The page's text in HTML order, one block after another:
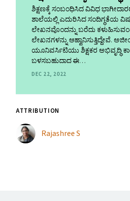
ಶಿಕ್ಷಣಕ್ಕೆ ಸಂಬಂಧಿಸಿದ ವಿವಿಧ
ಶಾಲೆಯಲ್ಲಿ ಎದುರಿಸಿದ ಸಂದಿಗ್ಧತೆಯ
ಲೇಖನವೊಂದನ್ನು ಬರೆದು
ಲೇಖನಗಳನ್ನು ಆಹ್ವಾನಿಸುತ್ತಿದ್ದೇವೆ.
ಯೂನಿವರ್ಸಿಟಿಯು ಶಿಕ್ಷಕರ ಅಭಿವೃದ್ಧಿ
ಬಳಸಬಹುದಾದ ಈ…
DEC 22, 2022
ATTRIBUTION
Rajashree S